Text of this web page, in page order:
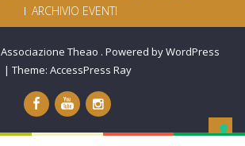
ARCHIVIO EVENTI
Associazione Theao . Powered by WordPress
| Theme: AccessPress Ray